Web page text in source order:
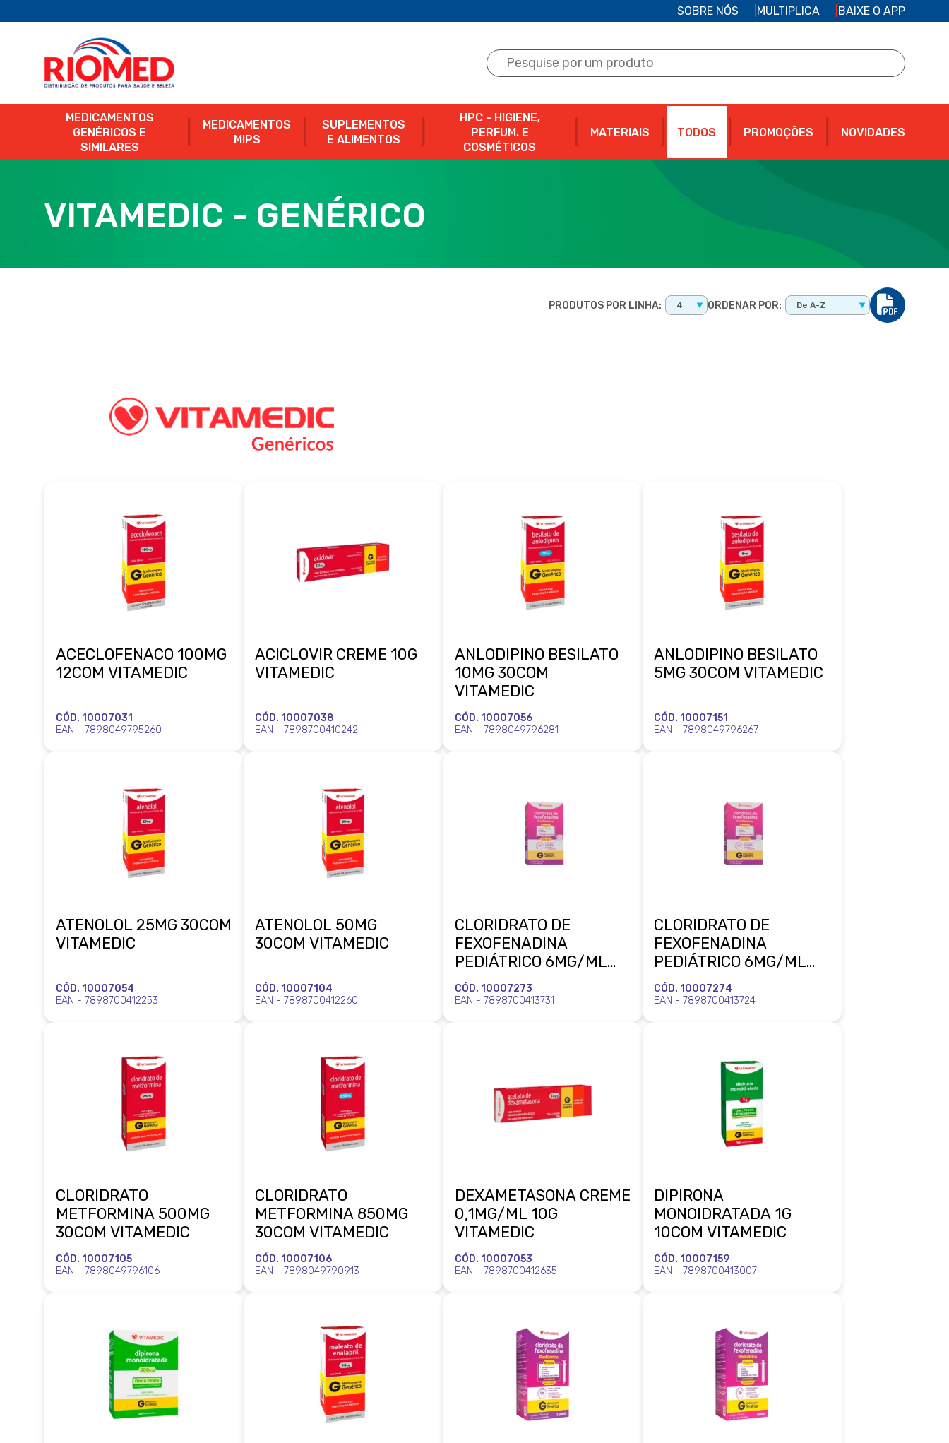
SOBRE NÓS MULTIPLICA BAIXE O APP
MEDICAMENTOS
GENÉRICOS E
SIMILARES
MEDICAMENTOS
MIPS
SUPLEMENTOS
E ALIMENTOS
HPC - HIGIENE,
PERFUM. E
COSMÉTICOS
MATERIAIS TODOS PROMOÇÕES NOVIDADES
VITAMEDIC - GENÉRICO
PRODUTOS POR LINHA: 4 ORDENAR POR: De A-Z
ACECLOFENACO 100MG
12COM VITAMEDIC
CÓD. 10007031
EAN - 7898049795260
ACICLOVIR CREME 10G
VITAMEDIC
CÓD. 10007038
EAN - 7898700410242
ANLODIPINO BESILATO
10MG 30COM
VITAMEDIC
CÓD. 10007056
EAN - 7898049796281
ANLODIPINO BESILATO
5MG 30COM VITAMEDIC
CÓD. 10007151
EAN - 7898049796267
ATENOLOL 25MG 30COM
VITAMEDIC
CÓD. 10007054
EAN - 7898700412253
ATENOLOL 50MG
30COM VITAMEDIC
CÓD. 10007104
EAN - 7898700412260
CLORIDRATO DE
FEXOFENADINA
PEDIÁTRICO 6MG/ML
150ML COM COPO
DOSADOR VITAMEDIC
CÓD. 10007273
EAN - 7898700413731
CLORIDRATO DE
FEXOFENADINA
PEDIÁTRICO 6MG/ML
60ML COM COPO
DOSADOR VITAMEDIC
CÓD. 10007274
EAN - 7898700413724
CLORIDRATO
METFORMINA 500MG
30COM VITAMEDIC
CÓD. 10007105
EAN - 7898049796106
CLORIDRATO
METFORMINA 850MG
30COM VITAMEDIC
CÓD. 10007106
EAN - 7898049790913
DEXAMETASONA CREME
0,1MG/ML 10G
VITAMEDIC
CÓD. 10007053
EAN - 7898700412635
DIPIRONA
MONOIDRATADA 1G
10COM VITAMEDIC
CÓD. 10007159
EAN - 7898700413007